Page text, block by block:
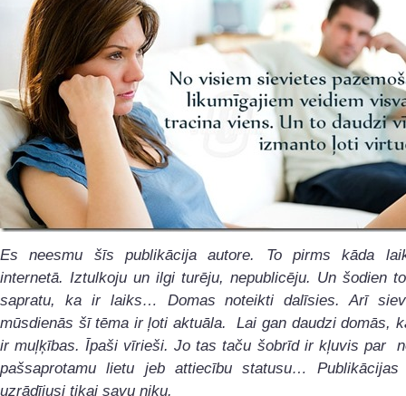
Es neesmu šīs publikācija autore. To pirms kāda
internetā. Iztulkoju un ilgi turēju, nepublicēju. Un šodien
sapratu, ka ir laiks… Domas noteikti dalīsies. Arī
mūsdienās šī tēma ir ļoti aktuāla. Lai gan daudzi domās,
ir muļķības. Īpaši vīrieši. Jo tas taču šobrīd ir kļuvis par
pašsaprotamu lietu jeb attiecību statusu…
uzrādījusi tikai savu niku.